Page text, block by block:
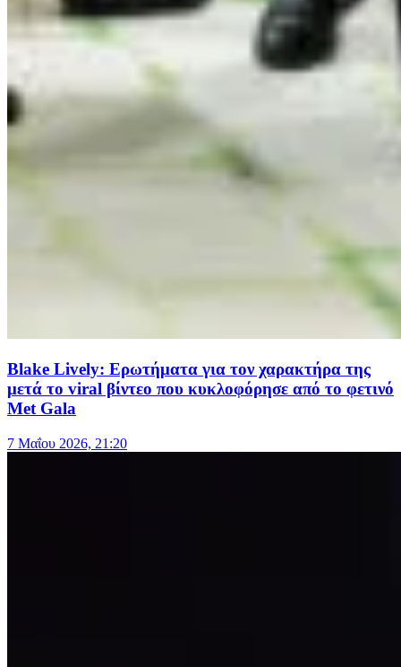
Blake Lively: Ερωτήματα για τον χαρακτήρα της
μετά το viral βίντεο που κυκλοφόρησε από το φετινό
Met Gala
7 Μαΐου 2026, 21:20